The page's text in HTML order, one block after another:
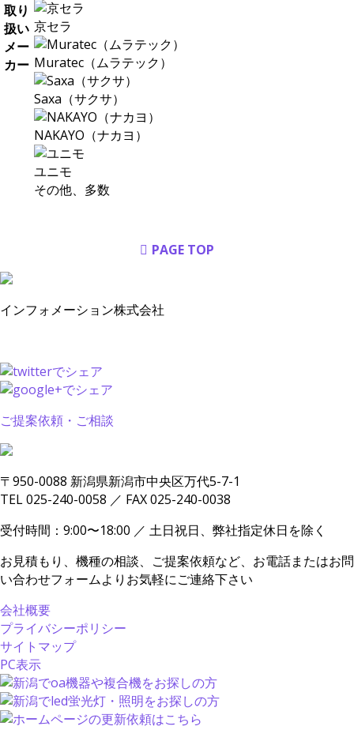
取り
扱い
メー
カー
京セラ
Muratec（ムラテック）
Saxa（サクサ）
NAKAYO（ナカヨ）
ユニモ
その他、多数
PAGE TOP
インフォメーション株式会社
ご提案依頼・ご相談
〒950-0088 新潟県新潟市中央区万代5-7-1
TEL 025-240-0058 ／ FAX 025-240-0038
受付時間：9:00〜18:00 ／ 土日祝日、弊社指定休日を除く
お見積もり、機種の相談、ご提案依頼など、お電話またはお問
い合わせフォームよりお気軽にご連絡下さい
会社概要
プライバシーポリシー
サイトマップ
PC表示